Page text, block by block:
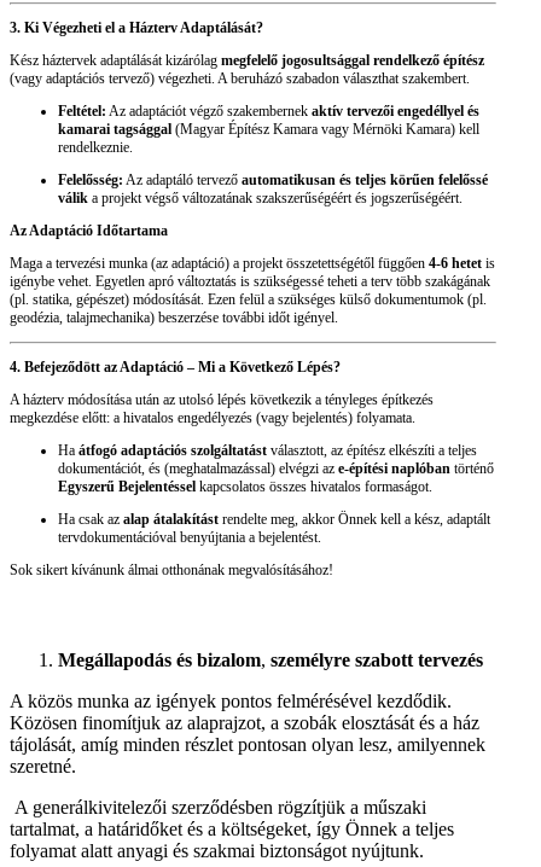
3. Ki Végezheti el a Házterv Adaptálását?
Kész háztervek adaptálását kizárólag megfelelő jogosultsággal rendelkező építész
(vagy adaptációs tervező) végezheti. A beruházó szabadon választhat szakembert.
Feltétel: Az adaptációt végző szakembernek aktív tervezői engedéllyel és
kamarai tagsággal (Magyar Építész Kamara vagy Mérnöki Kamara) kell
rendelkeznie.
Felelősség: Az adaptáló tervező automatikusan és teljes körűen felelőssé
válik a projekt végső változatának szakszerűségéért és jogszerűségéért.
Az Adaptáció Időtartama
Maga a tervezési munka (az adaptáció) a projekt összetettségétől függően 4-6 hetet is
igénybe vehet. Egyetlen apró változtatás is szükségessé teheti a terv több szakágának
(pl. statika, gépészet) módosítását. Ezen felül a szükséges külső dokumentumok (pl.
geodézia, talajmechanika) beszerzése további időt igényel.
4. Befejeződött az Adaptáció – Mi a Következő Lépés?
A házterv módosítása után az utolsó lépés következik a tényleges építkezés
megkezdése előtt: a hivatalos engedélyezés (vagy bejelentés) folyamata.
Ha átfogó adaptációs szolgáltatást választott, az építész elkészíti a teljes
dokumentációt, és (meghatalmazással) elvégzi az e-építési naplóban történő
Egyszerű Bejelentéssel kapcsolatos összes hivatalos formaságot.
Ha csak az alap átalakítást rendelte meg, akkor Önnek kell a kész, adaptált
tervdokumentációval benyújtania a bejelentést.
Sok sikert kívánunk álmai otthonának megvalósításához!
Megállapodás és bizalom, személyre szabott tervezés
A közös munka az igények pontos felmérésével kezdődik.
Közösen finomítjuk az alaprajzot, a szobák elosztását és a ház
tájolását, amíg minden részlet pontosan olyan lesz, amilyennek
szeretné.
A generálkivitelezői szerződésben rögzítjük a műszaki
tartalmat, a határidőket és a költségeket, így Önnek a teljes
folyamat alatt anyagi és szakmai biztonságot nyújtunk.